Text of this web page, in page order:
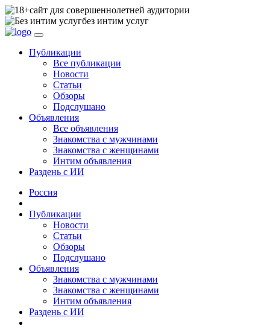
сайт для совершеннолетней аудитории
без интим услуг
Публикации
Все публикации
Новости
Статьи
Обзоры
Подслушано
Объявления
Все объявления
Знакомства с мужчинами
Знакомства с женщинами
Интим объявления
Раздень с ИИ
Россия
Публикации
Новости
Статьи
Обзоры
Подслушано
Объявления
Знакомства с мужчинами
Знакомства с женщинами
Интим объявления
Раздень с ИИ